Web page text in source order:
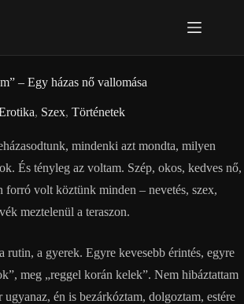
– Egy házas nő vallomása
, Szex, Történetek
mindenki azt mondta, milyen
És tényleg az voltam. Szép, okos, kedves nő,
forró volt köztünk minden – nevetés, szex,
meztelenül a teraszon.
rutin, a gyerek. Egyre kevesebb érintés, egyre
meg „reggel korán kelek”. Nem hibáztattam
ugyanaz, én is bezárkóztam, dolgoztam, estére